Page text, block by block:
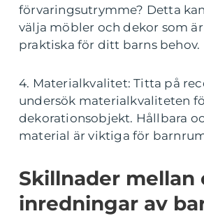
förvaringsutrymme? Detta
välja möbler och dekor som
praktiska för ditt barns behov.
4. Materialkvalitet: Titta på
undersök materialkvaliteten
dekorationsobjekt. Hållbara
material är viktiga för
Skillnader mellan
inredningar av